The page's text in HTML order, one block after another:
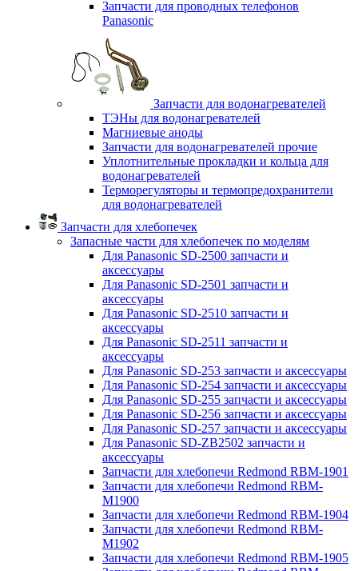
Запчасти для проводных телефонов
Panasonic
Запчасти для водонагревателей
ТЭНы для водонагревателей
Магниевые аноды
Запчасти для водонагревателей прочие
Уплотнительные прокладки и кольца для
водонагревателей
Терморегуляторы и термопредохранители
для водонагревателей
Запчасти для хлебопечек
Запасные части для хлебопечек по моделям
Для Panasonic SD-2500 запчасти и
аксессуары
Для Panasonic SD-2501 запчасти и
аксессуары
Для Panasonic SD-2510 запчасти и
аксессуары
Для Panasonic SD-2511 запчасти и
аксессуары
Для Panasonic SD-253 запчасти и аксессуары
Для Panasonic SD-254 запчасти и аксессуары
Для Panasonic SD-255 запчасти и аксессуары
Для Panasonic SD-256 запчасти и аксессуары
Для Panasonic SD-257 запчасти и аксессуары
Для Panasonic SD-ZB2502 запчасти и
аксессуары
Запчасти для хлебопечи Redmond RBM-1901
Запчасти для хлебопечи Redmond RBM-
M1900
Запчасти для хлебопечи Redmond RBM-1904
Запчасти для хлебопечи Redmond RBM-
M1902
Запчасти для хлебопечи Redmond RBM-1905